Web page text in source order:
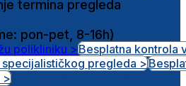
termina pregleda
pon-pet, 8-16h)
polikliniku >Besplatna kontrola
pregleda >
>